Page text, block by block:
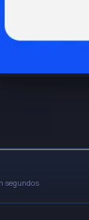
segundos